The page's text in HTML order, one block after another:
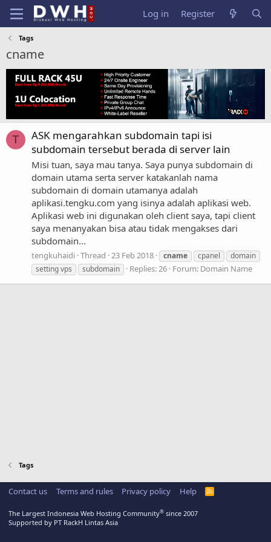
Log in Register
Tags
cname
T
ASK mengarahkan subdomain tapi isi
subdomain tersebut berada di server lain
Misi tuan, saya mau tanya. Saya punya subdomain di
domain utama serta server katakanlah nama
subdomain di domain utamanya adalah
aplikasi.tengku.com yang isinya adalah aplikasi web.
Aplikasi web ini digunakan oleh client saya, tapi client
saya menanyakan bisa atau tidak mengakses dari
subdomain...
tengkuhaidi Thread 23 Feb 2018 cname cpanel
domain
setting vps
subdomain Replies: 26 Forum: Domain Name
Tags
Contact us Terms and rules Privacy policy Help
R
The Largest Indonesia Web Hosting Community® since 2007
Supported by PT RackH Lintas Asia